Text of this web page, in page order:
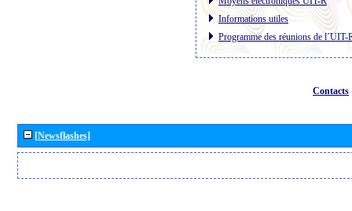
Informations utiles
Programme des réunions de l´UIT-
Contacts
[Newsflashes]